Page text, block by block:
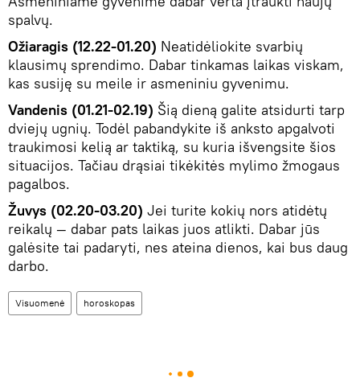
spalvų.
Ožiaragis (12.22-01.20) Neatidėliokite svarbių
klausimų sprendimo. Dabar tinkamas laikas viskam,
kas susiję su meile ir asmeniniu gyvenimu.
Vandenis (01.21-02.19) Šią dieną galite atsidurti tarp
dviejų ugnių. Todėl pabandykite iš anksto apgalvoti
traukimosi kelią ar taktiką, su kuria išvengsite šios
situacijos. Tačiau drąsiai tikėkitės mylimo žmogaus
pagalbos.
Žuvys (02.20-03.20) Jei turite kokių nors atidėtų
reikalų — dabar pats laikas juos atlikti. Dabar jūs
galėsite tai padaryti, nes ateina dienos, kai bus daug
darbo.
Visuomenė horoskopas